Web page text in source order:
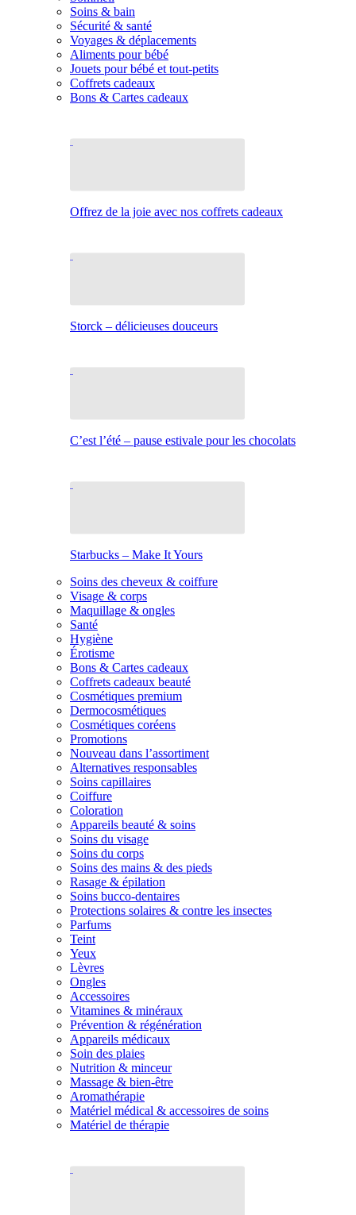
Soins & bain
Sécurité & santé
Voyages & déplacements
Aliments pour bébé
Jouets pour bébé et tout-petits
Coffrets cadeaux
Bons & Cartes cadeaux
Offrez de la joie avec nos coffrets cadeaux
Storck – délicieuses douceurs
C’est l’été – pause estivale pour les chocolats
Starbucks – Make It Yours
Soins des cheveux & coiffure
Visage & corps
Maquillage & ongles
Santé
Hygiène
Érotisme
Bons & Cartes cadeaux
Coffrets cadeaux beauté
Cosmétiques premium
Dermocosmétiques
Cosmétiques coréens
Promotions
Nouveau dans l’assortiment
Alternatives responsables
Soins capillaires
Coiffure
Coloration
Appareils beauté & soins
Soins du visage
Soins du corps
Soins des mains & des pieds
Rasage & épilation
Soins bucco-dentaires
Protections solaires & contre les insectes
Parfums
Teint
Yeux
Lèvres
Ongles
Accessoires
Vitamines & minéraux
Prévention & régénération
Appareils médicaux
Soin des plaies
Nutrition & minceur
Massage & bien-être
Aromathérapie
Matériel médical & accessoires de soins
Matériel de thérapie